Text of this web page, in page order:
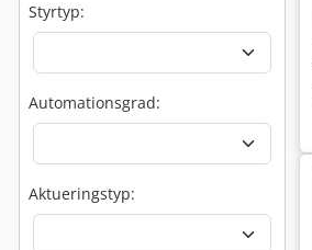
Styrtyp:
Automationsgrad:
Aktueringstyp: